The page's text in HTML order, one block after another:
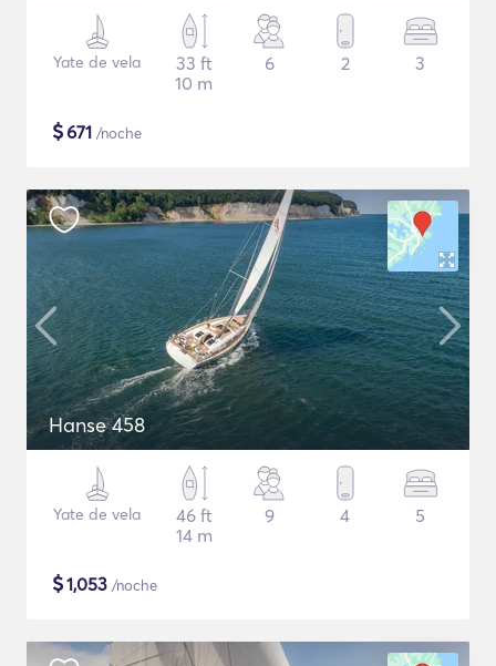
Yate de vela
33 ft
10 m
6 2 3
$671 /noche
Hanse 458
Yate de vela
46 ft
14 m
9 4 5
$1,053 /noche